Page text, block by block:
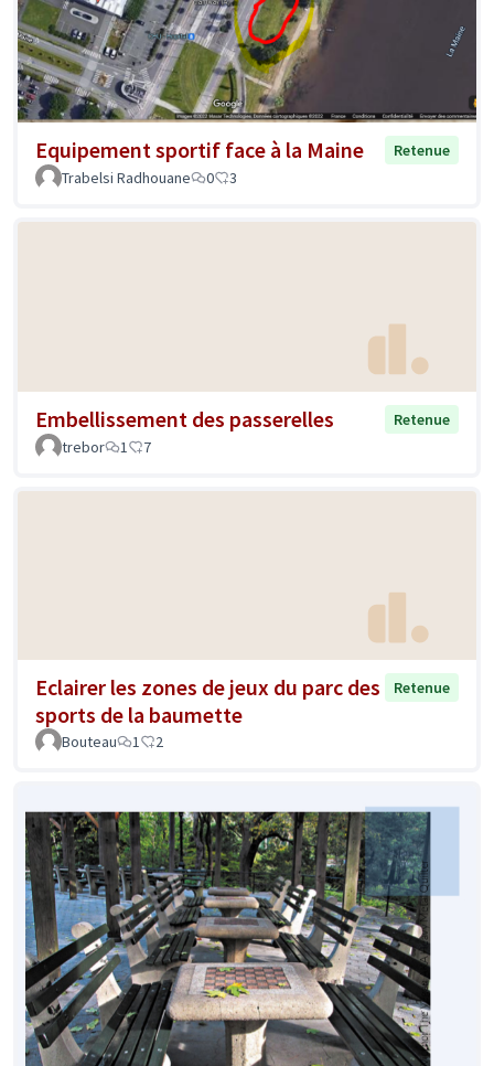
Equipement sportif face à la Maine
Retenue
Trabelsi Radhouane
0 3
Embellissement des passerelles
Retenue
trebor
1 7
Eclairer les zones de jeux du parc des
sports de la baumette
Retenue
Bouteau 1 2